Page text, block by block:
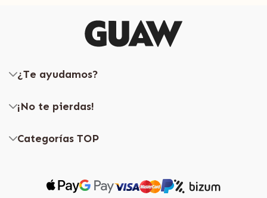
¿Te ayudamos?
¡No te pierdas!
Categorías TOP